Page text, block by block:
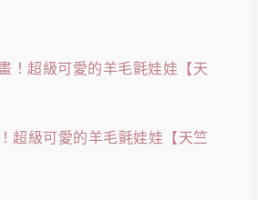
超級可愛的羊毛氈娃娃【天竺